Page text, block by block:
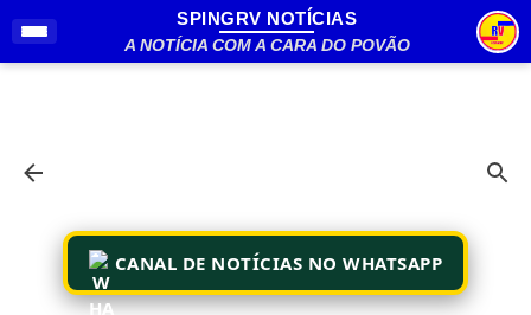
Pular para o conteúdo principal
SPINGRV NOTÍCIAS
A NOTÍCIA COM A CARA DO POVÃO
CANAL DE NOTÍCIAS NO WHATSAPP